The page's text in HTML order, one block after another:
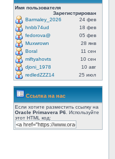
Имя пользователя
Зарегистрирован
Barmaley_2026
24 фев
hnbb74ud
18 фев
fedorova@
05 фев
Muxwrown
28 янв
Boral
11 сен
miftyahovts
10 сен
djoni_1978
10 авг
redledZZZ14
25 июл
Ссылка на нас
Если хотите разместить ссылку на
Oracle Primavera P6 . Используйте
этот HTML код: